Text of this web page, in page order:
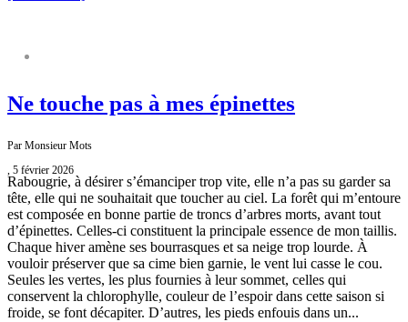
Ne touche pas à mes épinettes
Par Monsieur Mots
, 5 février 2026
Rabougrie, à désirer s’émanciper trop vite, elle n’a pas su garder sa
tête, elle qui ne souhaitait que toucher au ciel. La forêt qui m’entoure
est composée en bonne partie de troncs d’arbres morts, avant tout
d’épinettes. Celles-ci constituent la principale essence de mon taillis.
Chaque hiver amène ses bourrasques et sa neige trop lourde. À
vouloir préserver que sa cime bien garnie, le vent lui casse le cou.
Seules les vertes, les plus fournies à leur sommet, celles qui
conservent la chlorophylle, couleur de l’espoir dans cette saison si
froide, se font décapiter. D’autres, les pieds enfouis dans un...